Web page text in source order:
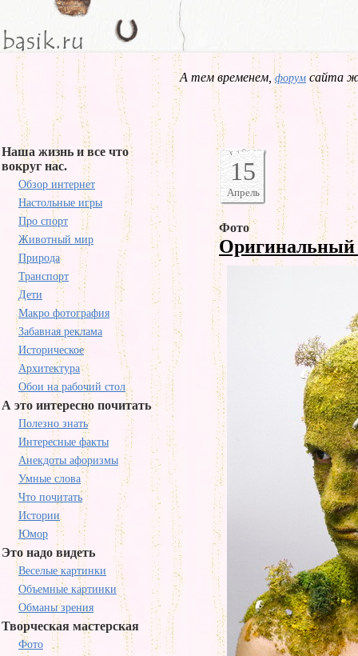
А тем временем,форум сайта
Наша жизнь и все что
вокруг нас.
Обзор интернет
Настольные игры
Про спорт
Животный мир
Природа
Транспорт
Дети
Макро фотография
Забавная реклама
Историческое
Архитектура
Обои на рабочий стол
А это интересно почитать
Полезно знать
Интересные факты
Анекдоты афоризмы
Умные слова
Что почитать
Истории
Юмор
Это надо видеть
Веселые картинки
Объемные картинки
Обманы зрения
Творческая мастерская
Фото
15
Апрель
Фото